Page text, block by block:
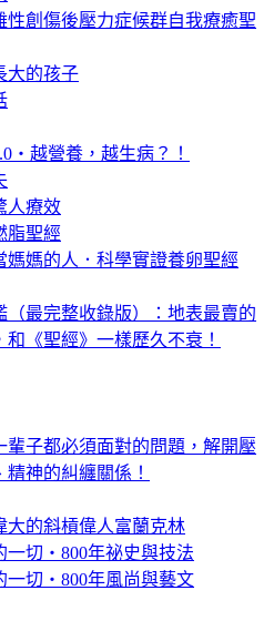
性創傷後壓力症候群自我療癒聖
大的孩子
越營養，越生病？！
人療效
脂聖經
媽媽的人．科學實證養卵聖經
（最完整收錄版）：地表最賣的
和《聖經》一樣歷久不衰！
輩子都必須面對的問題，解開壓
精神的糾纏關係！
大的斜槓偉人富蘭克林
一切‧800年祕史與技法
一切‧800年風尚與藝文